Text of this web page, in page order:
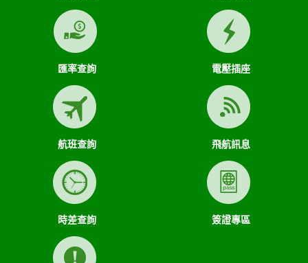
匯率查詢 電壓插座
航班查詢 飛航訊息
時差查詢 簽證專區